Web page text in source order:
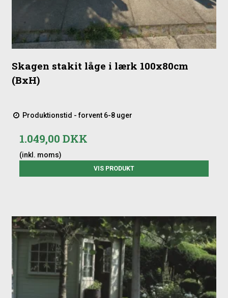
Skagen stakit låge i lærk 100x80cm
(BxH)
Produktionstid - forvent 6-8 uger
1.049,00 DKK
(inkl. moms)
VIS PRODUKT